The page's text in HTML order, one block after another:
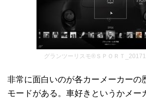
グランツーリスモ®ＳＰＯＲＴ
非常に面白いのが各カーメーカーの
モードがある。車好きというかメー